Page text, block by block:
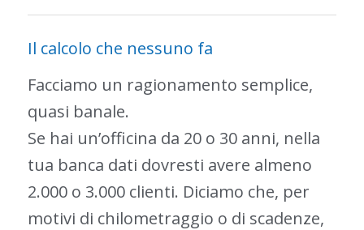
Il calcolo che nessuno fa
Facciamo un ragionamento semplice,
quasi banale.
Se hai un’officina da 20 o 30 anni, nella
tua banca dati dovresti avere almeno
2.000 o 3.000 clienti. Diciamo che, per
motivi di chilometraggio o di scadenze,